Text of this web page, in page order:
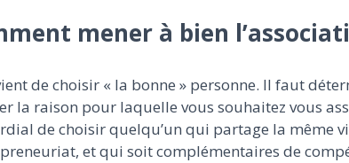
mener à bien
de choisir « la bonne » personne. Il faut
la raison pour laquelle vous souhaitez vous
de choisir quelqu’un qui partage la même
et qui soit complémentaires de